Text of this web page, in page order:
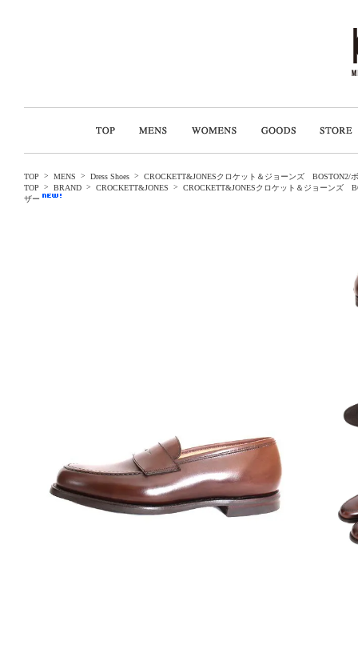
TOP > MENS > Dress Shoes >
CROCKETT&JONESクロケット＆ジョーンズ
TOP
> BRAND > CROCKETT&JONES >
CROCKETT&JONESクロケット＆ジョーン
ザー